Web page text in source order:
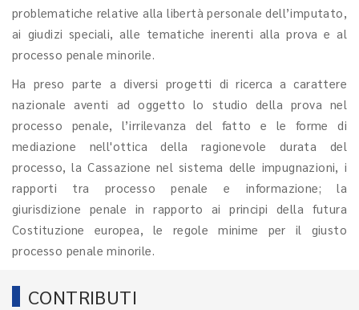
problematiche relative alla libertà personale dell’imputato,
ai giudizi speciali, alle tematiche inerenti alla prova e al
processo penale minorile.
Ha preso parte a diversi progetti di ricerca a carattere
nazionale aventi ad oggetto lo studio della prova nel
processo penale, l’irrilevanza del fatto e le forme di
mediazione nell'ottica della ragionevole durata del
processo, la Cassazione nel sistema delle impugnazioni, i
rapporti tra processo penale e informazione; la
giurisdizione penale in rapporto ai principi della futura
Costituzione europea, le regole minime per il giusto
processo penale minorile.
CONTRIBUTI